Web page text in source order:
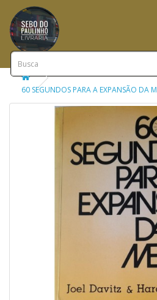
60 SEGUNDOS PARA A EXPANSÃO DA